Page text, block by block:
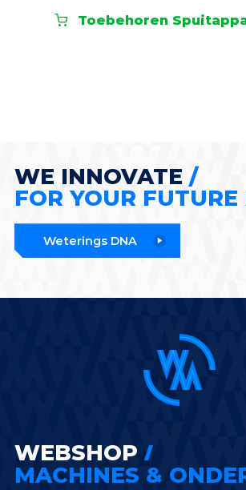
Toebehoren
WE INNOVATE /
FOR YOUR FUTURE
Weterings DNA
WEBSHOP
MACHINES &